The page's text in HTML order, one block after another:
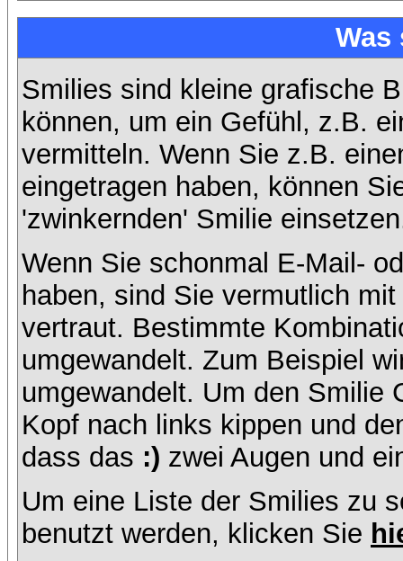
Was
Smilies sind kleine grafische
können, um ein Gefühl, z.B.
vermitteln. Wenn Sie z.B.
eingetragen haben, können
'zwinkernden' Smilie
Wenn Sie schonmal E-Mail-
haben, sind Sie vermutlich
vertraut. Bestimmte
umgewandelt. Zum Beispiel
umgewandelt. Um den Smilie
Kopf nach links kippen und
dass das :) zwei Augen und
Um eine Liste der Smilies zu
benutzt werden, klicken Sie